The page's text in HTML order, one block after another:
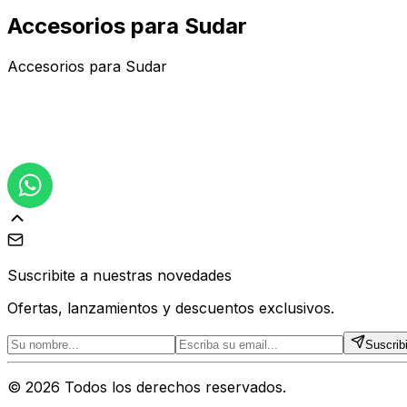
Accesorios para Sudar
Accesorios para Sudar
Suscribite a nuestras novedades
Ofertas, lanzamientos y descuentos exclusivos.
© 2026 Todos los derechos reservados.